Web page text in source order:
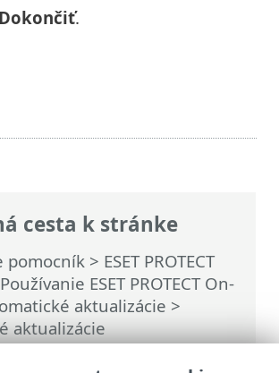
cesta k stránke
pomocník > ESET PROTECT
Používanie ESET PROTECT On-
aktualizácie >
aktualizácie
produktov ESET>
Dokončiť.